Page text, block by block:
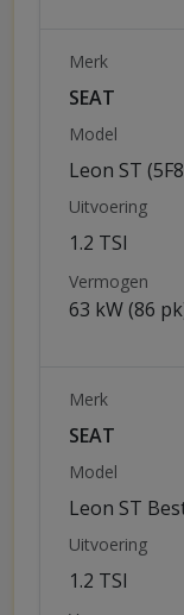
Merk
SEAT
Model
Leon ST
Uitvoering
1.2 TSI
Vermogen
63 kW (86
Merk
SEAT
Model
Leon ST
Uitvoering
1.2 TSI